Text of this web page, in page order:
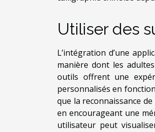
Utiliser des
L’intégration d’une
manière dont les
outils offrent une
personnalisés en
que la reconnaissance
en encourageant une
utilisateur peut